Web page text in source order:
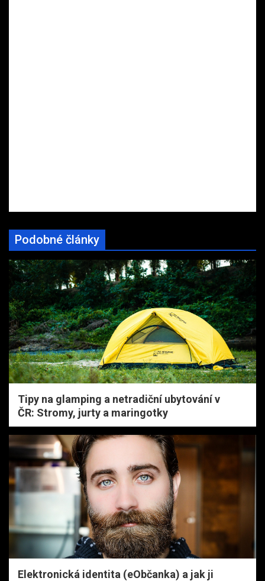
Podobné články
Tipy na glamping a netradiční ubytování v
ČR: Stromy, jurty a maringotky
Elektronická identita (eObčanka) a jak ji